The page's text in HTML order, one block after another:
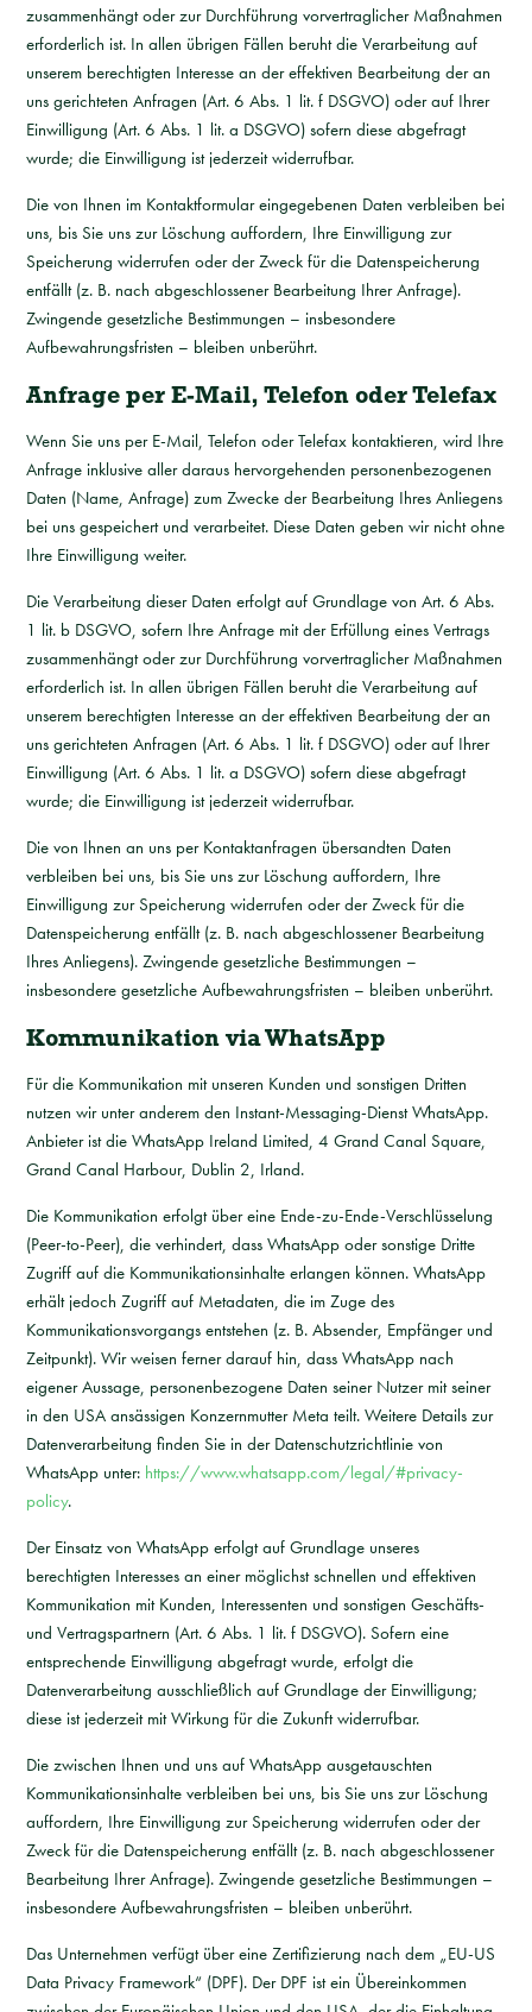
zusammenhängt oder zur Durchführung vorvertraglicher Maßnahmen
erforderlich ist. In allen übrigen Fällen beruht die Verarbeitung auf
unserem berechtigten Interesse an der effektiven Bearbeitung der an
uns gerichteten Anfragen (Art. 6 Abs. 1 lit. f DSGVO) oder auf Ihrer
Einwilligung (Art. 6 Abs. 1 lit. a DSGVO) sofern diese abgefragt
wurde; die Einwilligung ist jederzeit widerrufbar.
Die von Ihnen im Kontaktformular eingegebenen Daten verbleiben bei
uns, bis Sie uns zur Löschung auffordern, Ihre Einwilligung zur
Speicherung widerrufen oder der Zweck für die Datenspeicherung
entfällt (z. B. nach abgeschlossener Bearbeitung Ihrer Anfrage).
Zwingende gesetzliche Bestimmungen – insbesondere
Aufbewahrungsfristen – bleiben unberührt.
Anfrage per E-Mail, Telefon oder Telefax
Wenn Sie uns per E-Mail, Telefon oder Telefax kontaktieren, wird Ihre
Anfrage inklusive aller daraus hervorgehenden personenbezogenen
Daten (Name, Anfrage) zum Zwecke der Bearbeitung Ihres Anliegens
bei uns gespeichert und verarbeitet. Diese Daten geben wir nicht ohne
Ihre Einwilligung weiter.
Die Verarbeitung dieser Daten erfolgt auf Grundlage von Art. 6 Abs.
1 lit. b DSGVO, sofern Ihre Anfrage mit der Erfüllung eines Vertrags
zusammenhängt oder zur Durchführung vorvertraglicher Maßnahmen
erforderlich ist. In allen übrigen Fällen beruht die Verarbeitung auf
unserem berechtigten Interesse an der effektiven Bearbeitung der an
uns gerichteten Anfragen (Art. 6 Abs. 1 lit. f DSGVO) oder auf Ihrer
Einwilligung (Art. 6 Abs. 1 lit. a DSGVO) sofern diese abgefragt
wurde; die Einwilligung ist jederzeit widerrufbar.
Die von Ihnen an uns per Kontaktanfragen übersandten Daten
verbleiben bei uns, bis Sie uns zur Löschung auffordern, Ihre
Einwilligung zur Speicherung widerrufen oder der Zweck für die
Datenspeicherung entfällt (z. B. nach abgeschlossener Bearbeitung
Ihres Anliegens). Zwingende gesetzliche Bestimmungen –
insbesondere gesetzliche Aufbewahrungsfristen – bleiben unberührt.
Kommunikation via WhatsApp
Für die Kommunikation mit unseren Kunden und sonstigen Dritten
nutzen wir unter anderem den Instant-Messaging-Dienst WhatsApp.
Anbieter ist die WhatsApp Ireland Limited, 4 Grand Canal Square,
Grand Canal Harbour, Dublin 2, Irland.
Die Kommunikation erfolgt über eine Ende-zu-Ende-Verschlüsselung
(Peer-to-Peer), die verhindert, dass WhatsApp oder sonstige Dritte
Zugriff auf die Kommunikationsinhalte erlangen können. WhatsApp
erhält jedoch Zugriff auf Metadaten, die im Zuge des
Kommunikationsvorgangs entstehen (z. B. Absender, Empfänger und
Zeitpunkt). Wir weisen ferner darauf hin, dass WhatsApp nach
eigener Aussage, personenbezogene Daten seiner Nutzer mit seiner
in den USA ansässigen Konzernmutter Meta teilt. Weitere Details zur
Datenverarbeitung finden Sie in der Datenschutzrichtlinie von
WhatsApp unter: https://www.whatsapp.com/legal/#privacy-
policy.
Der Einsatz von WhatsApp erfolgt auf Grundlage unseres
berechtigten Interesses an einer möglichst schnellen und effektiven
Kommunikation mit Kunden, Interessenten und sonstigen Geschäfts-
und Vertragspartnern (Art. 6 Abs. 1 lit. f DSGVO). Sofern eine
entsprechende Einwilligung abgefragt wurde, erfolgt die
Datenverarbeitung ausschließlich auf Grundlage der Einwilligung;
diese ist jederzeit mit Wirkung für die Zukunft widerrufbar.
Die zwischen Ihnen und uns auf WhatsApp ausgetauschten
Kommunikationsinhalte verbleiben bei uns, bis Sie uns zur Löschung
auffordern, Ihre Einwilligung zur Speicherung widerrufen oder der
Zweck für die Datenspeicherung entfällt (z. B. nach abgeschlossener
Bearbeitung Ihrer Anfrage). Zwingende gesetzliche Bestimmungen –
insbesondere Aufbewahrungsfristen – bleiben unberührt.
Das Unternehmen verfügt über eine Zertifizierung nach dem „EU-US
Data Privacy Framework“ (DPF). Der DPF ist ein Übereinkommen